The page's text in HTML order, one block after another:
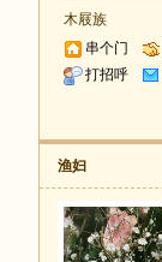
木屐族
串个门
打招呼
渔妇